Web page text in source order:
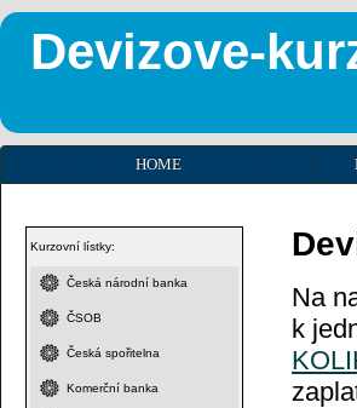
Devizove-
HOME
Kurzovní lístky:
Česká národní banka
ČSOB
Česká spořitelna
Komerční banka
Na
k